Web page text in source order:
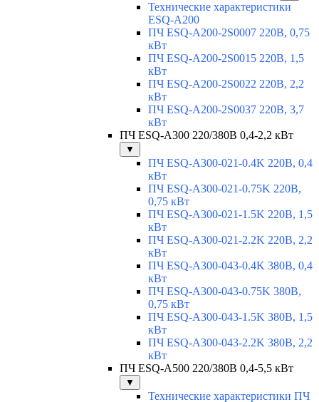
Технические характеристики
ESQ-A200
ПЧ ESQ-A200-2S0007 220В, 0,75
кВт
ПЧ ESQ-A200-2S0015 220В, 1,5
кВт
ПЧ ESQ-A200-2S0022 220В, 2,2
кВт
ПЧ ESQ-A200-2S0037 220В, 3,7
кВт
ПЧ ESQ-A300 220/380В 0,4-2,2 кВт
▼
ПЧ ESQ-A300-021-0.4K 220В, 0,4
кВт
ПЧ ESQ-A300-021-0.75K 220В,
0,75 кВт
ПЧ ESQ-A300-021-1.5K 220В, 1,5
кВт
ПЧ ESQ-A300-021-2.2K 220В, 2,2
кВт
ПЧ ESQ-A300-043-0.4K 380В, 0,4
кВт
ПЧ ESQ-A300-043-0.75K 380В,
0,75 кВт
ПЧ ESQ-A300-043-1.5K 380В, 1,5
кВт
ПЧ ESQ-A300-043-2.2K 380В, 2,2
кВт
ПЧ ESQ-A500 220/380В 0,4-5,5 кВт
▼
Технические характеристики ПЧ